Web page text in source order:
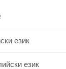
език
език